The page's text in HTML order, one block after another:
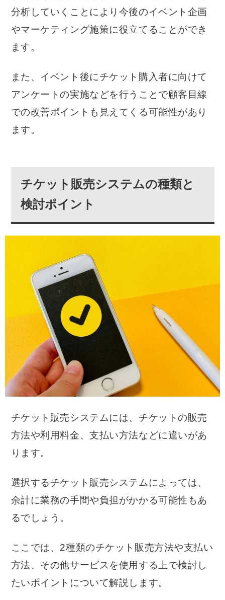
分析していくことにより今後のイベント企画
やマーケティング施策に役立てることができ
ます。
また、イベント後にチケット購入者に向けて
アンケートの実施などを行うことで顧客目線
での改善ポイントも見えてくる可能性があり
ます。
チケット販売システムの種類と
検討ポイント
チケット販売システムには、チケットの販売
方法や利用料金、支払い方法などに違いがあ
ります。
選択するチケット販売システムによっては、
余計に業務の手間や負担がかかる可能性もあ
るでしょう。
ここでは、2種類のチケット販売方法や支払い
方法、その他サービスを使用する上で検討し
たいポイントについて解説します。